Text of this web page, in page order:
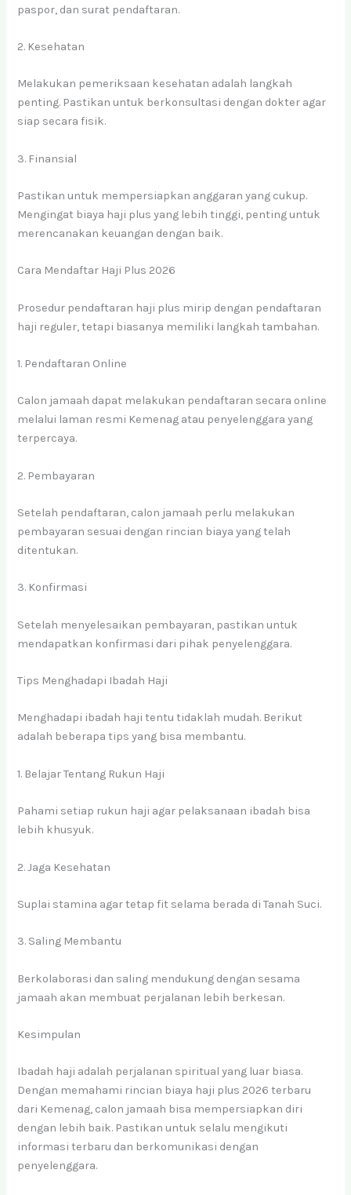
paspor, dan surat pendaftaran.
2. Kesehatan
Melakukan pemeriksaan kesehatan adalah langkah
penting. Pastikan untuk berkonsultasi dengan dokter agar
siap secara fisik.
3. Finansial
Pastikan untuk mempersiapkan anggaran yang cukup.
Mengingat biaya haji plus yang lebih tinggi, penting untuk
merencanakan keuangan dengan baik.
Cara Mendaftar Haji Plus 2026
Prosedur pendaftaran haji plus mirip dengan pendaftaran
haji reguler, tetapi biasanya memiliki langkah tambahan.
1. Pendaftaran Online
Calon jamaah dapat melakukan pendaftaran secara online
melalui laman resmi Kemenag atau penyelenggara yang
terpercaya.
2. Pembayaran
Setelah pendaftaran, calon jamaah perlu melakukan
pembayaran sesuai dengan rincian biaya yang telah
ditentukan.
3. Konfirmasi
Setelah menyelesaikan pembayaran, pastikan untuk
mendapatkan konfirmasi dari pihak penyelenggara.
Tips Menghadapi Ibadah Haji
Menghadapi ibadah haji tentu tidaklah mudah. Berikut
adalah beberapa tips yang bisa membantu.
1. Belajar Tentang Rukun Haji
Pahami setiap rukun haji agar pelaksanaan ibadah bisa
lebih khusyuk.
2. Jaga Kesehatan
Suplai stamina agar tetap fit selama berada di Tanah Suci.
3. Saling Membantu
Berkolaborasi dan saling mendukung dengan sesama
jamaah akan membuat perjalanan lebih berkesan.
Kesimpulan
Ibadah haji adalah perjalanan spiritual yang luar biasa.
Dengan memahami rincian biaya haji plus 2026 terbaru
dari Kemenag, calon jamaah bisa mempersiapkan diri
dengan lebih baik. Pastikan untuk selalu mengikuti
informasi terbaru dan berkomunikasi dengan
penyelenggara.